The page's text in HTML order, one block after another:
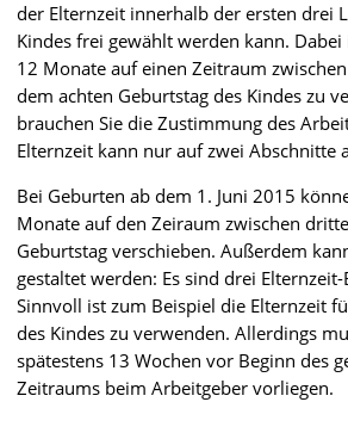
der Elternzeit innerhalb der ersten drei
Kindes frei gewählt werden kann.
12 Monate auf einen Zeitraum
dem achten Geburtstag des Kindes zu
brauchen Sie die Zustimmung des
Elternzeit kann nur auf zwei Abschnitte
Bei Geburten ab dem 1. Juni 2015
Monate auf den Zeiraum zwischen
Geburtstag verschieben. Außerdem
gestaltet werden: Es sind drei
Sinnvoll ist zum Beispiel die Elternzeit
des Kindes zu verwenden. Allerdings
spätestens 13 Wochen vor Beginn des
Zeitraums beim Arbeitgeber vorliegen.